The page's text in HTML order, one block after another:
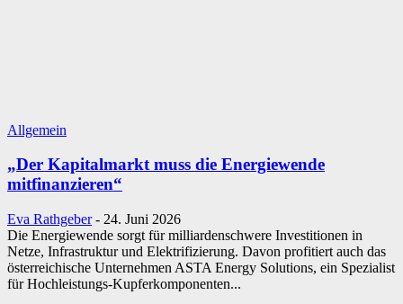
Allgemein
„Der Kapitalmarkt muss die Energiewende
mitfinanzieren“
Eva Rathgeber - 24. Juni 2026
Die Energiewende sorgt für milliardenschwere Investitionen in
Netze, Infrastruktur und Elektrifizierung. Davon profitiert auch das
österreichische Unternehmen ASTA Energy Solutions, ein Spezialist
für Hochleistungs-Kupferkomponenten...